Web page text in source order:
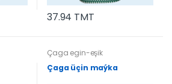
37.94 TMT
Çaga egin-eşik
Çaga üçin maýka